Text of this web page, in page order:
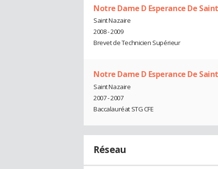
Notre Dame D Esperance De
Saint Nazaire
2008 - 2009
Brevet de Technicien Supérieur
Notre Dame D Esperance De
Saint Nazaire
2007 - 2007
Baccalauréat STG CFE
Réseau